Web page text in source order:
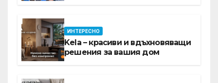
ИНТЕРЕСНО
Kela – красиви и вдъхновяващи
решения за вашия дом